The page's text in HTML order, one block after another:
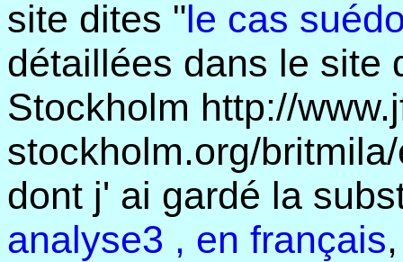
site dites "le cas
détaillées dans le site
Stockholm http://
stockholm.org/
dont j' ai gardé la
analyse3 , en français